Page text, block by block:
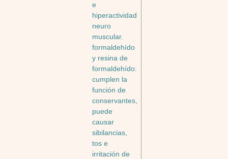
e
hiperactividad
neuro
muscular.
formaldehído
y resina de
formaldehído:
cumplen la
función de
conservantes,
puede
causar
sibilancias,
tos e
irritación de